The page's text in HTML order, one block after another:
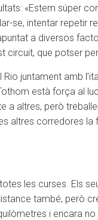
«Estem súper
se, intentar repetir
a diversos
circuit, que potser
juntament amb
està força
a altres, però
altres corredores
les curses. Els
també, però
i encara